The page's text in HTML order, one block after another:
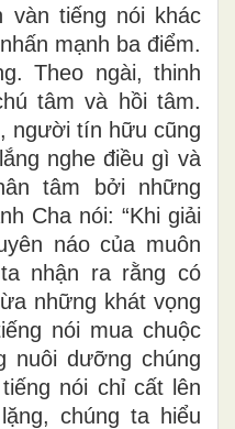
vàn tiếng nói khác
mạnh ba điểm.
Theo ngài, thinh
tâm và hồi tâm.
người tín hữu cũng
nghe điều gì và
tâm bởi những
Cha nói: “Khi giải
náo của muôn
nhận ra rằng có
những khát vọng
nói mua chuộc
nuôi dưỡng chúng
nói chỉ cất lên
chúng ta hiểu